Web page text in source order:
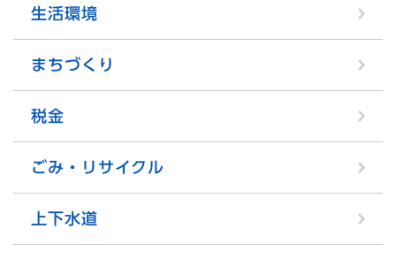
生活環境
まちづくり
税金
ごみ・リサイクル
上下水道